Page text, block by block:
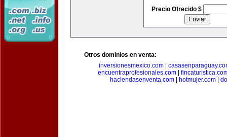
Precio Ofrecido $
Otros dominios en venta:
inversionesmexico.com
encuentraprofesionales.com
haciendasenventa.com| hotmujer.com|